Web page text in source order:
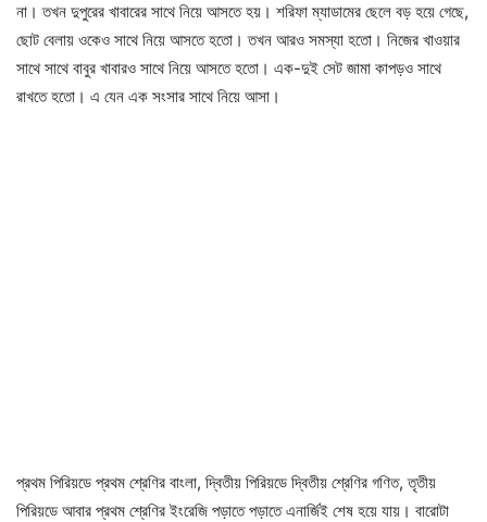
না। তখন দুপুরের খাবারের সাথে নিয়ে আসতে হয়। শরিফা ম্যাডামের ছেলে বড় হয়ে গেছে,
ছোট বেলায় ওকেও সাথে নিয়ে আসতে হতো। তখন আরও সমস্যা হতো। নিজের খাওয়ার
সাথে সাথে বাবুর খাবারও সাথে নিয়ে আসতে হতো। এক-দুই সেট জামা কাপড়ও সাথে
রাখতে হতো। এ যেন এক সংসার সাথে নিয়ে আসা।
প্রথম পিরিয়ডে প্রথম শ্রেণির বাংলা, দ্বিতীয় পিরিয়ডে দ্বিতীয় শ্রেণির গণিত, তৃতীয়
পিরিয়ডে আবার প্রথম শ্রেণির ইংরেজি পড়াতে পড়াতে এনার্জিই শেষ হয়ে যায়। বারোটা